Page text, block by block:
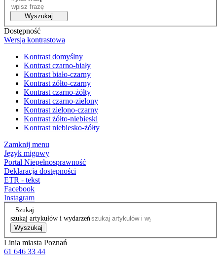
Wyszukaj
Dostępność
Wersja kontrastowa
Kontrast domyślny
Kontrast czarno-biały
Kontrast biało-czarny
Kontrast żółto-czarny
Kontrast czarno-żółty
Kontrast czarno-zielony
Kontrast zielono-czarny
Kontrast żółto-niebieski
Kontrast niebiesko-żółty
Zamknij menu
Język migowy
Portal Niepełnosprawność
Deklaracja dostępności
ETR - tekst
Facebook
Instagram
Szukaj
szukaj artykułów i wydarzeń
Wyszukaj
Linia miasta Poznań
61 646 33 44